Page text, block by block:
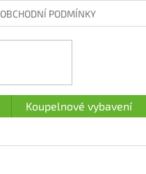
OBCHODNÍ PODMÍNKY
Koupelnové vybavení